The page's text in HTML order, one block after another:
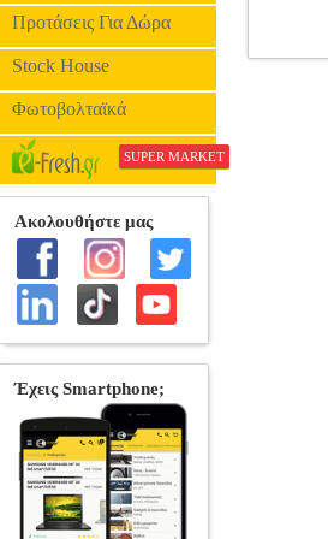
Προτάσεις Για Δώρα
Stock House
Φωτοβολταϊκά
SUPER MARKET